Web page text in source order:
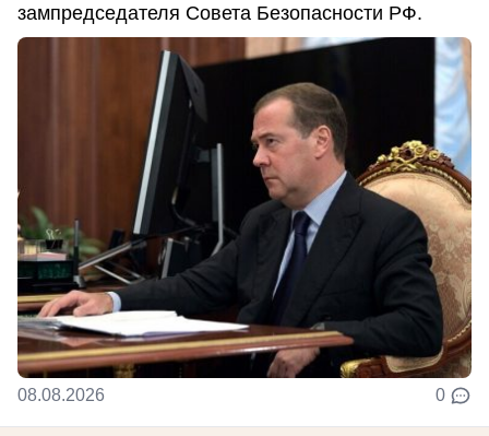
зампредседателя Совета Безопасности РФ.
08.08.2026 0